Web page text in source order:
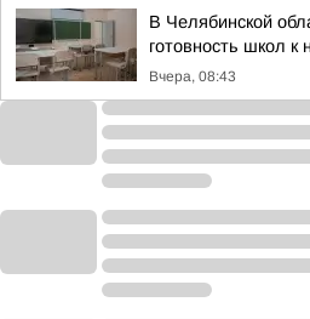
В Челябинской
готовность школ к
Вчера, 08:43